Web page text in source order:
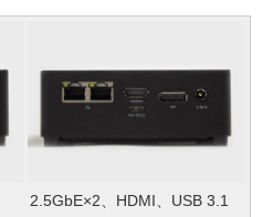
2.5GbE×2、HDMI、USB 3.1